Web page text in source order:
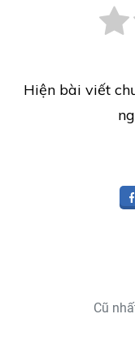
Hiện bài viết
Cũ